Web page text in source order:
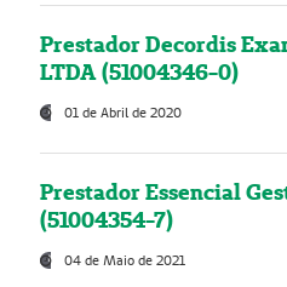
Prestador Decordis
LTDA (51004346-0)
01 de Abril de 2020
Prestador Essencial
(51004354-7)
04 de Maio de 2021